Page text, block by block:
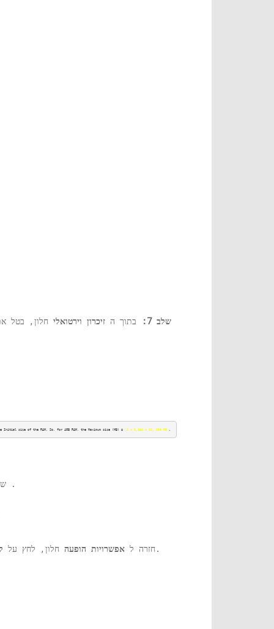
שלב 7: בתוך ה זיכרון וירטואלי חלון, בטל
Initial size of the RAM. So, for 4GB RAM, the Maximum size (MB) = 2 x 6,144 = 12, 288 MB .
.
חזרה ל אפשרויות הופעה חלון, לחץ על כדי לשמור את השינויים ולצאת. כעת, הפעל מחדש את המחשב שלך כדי שהשינויים יהיו יעילים.